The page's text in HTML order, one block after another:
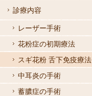
の
リ
ン
「舌
診療内容
レーザー手術
花粉症の初期療法
スギ花粉 舌下免疫療法
中耳炎の手術
蓄膿症の手術